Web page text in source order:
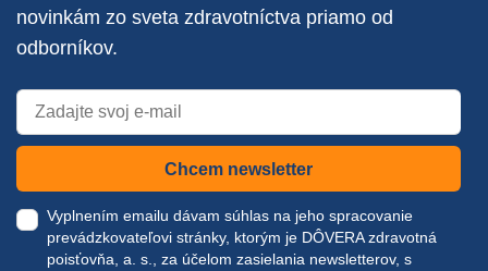
novinkám zo sveta zdravotníctva priamo od
odborníkov.
Chcem newsletter
Vyplnením emailu dávam súhlas na jeho spracovanie
prevádzkovateľovi stránky, ktorým je DÔVERA zdravotná
poisťovňa, a. s., za účelom zasielania newsletterov, s